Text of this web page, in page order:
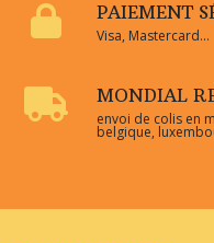
PAIEMENT
Visa, Mastercard...
MONDIAL
envoi de colis en
belgique,